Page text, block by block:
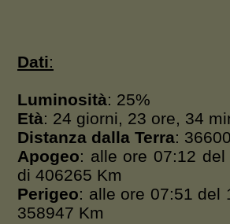
Dati:
Luminosità: 25%
Età: 24 giorni, 23 ore, 34
Distanza dalla Terra:
Apogeo: alle ore 07:12
di 406265 Km
Perigeo: alle ore 07:51 del
358947 Km